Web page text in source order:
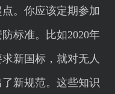
。你应该定期参加
标准。比如2020年
新国标，就对无人
新规范。这些知识